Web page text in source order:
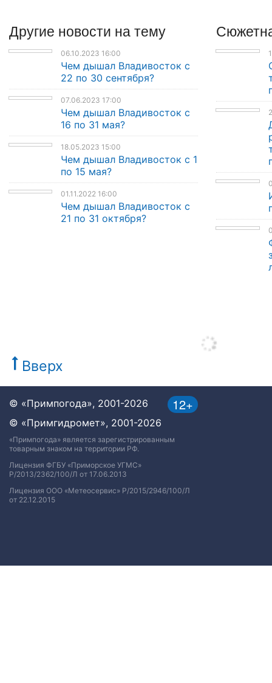
Другие новости на тему
06.10.2023 16:00
Чем дышал Владивосток с
22 по 30 сентября?
07.06.2023 17:00
Чем дышал Владивосток с
16 по 31 мая?
18.05.2023 15:00
Чем дышал Владивосток с 1
по 15 мая?
01.11.2022 16:00
Чем дышал Владивосток с
21 по 31 октября?
Вверх
12+
© «Примпогода», 2001-2026
© «Примгидромет», 2001-2026
«Примпогода» является зарегистрированным
товарным знаком на территории РФ.
Лицензия ФГБУ «Приморское УГМС»
Р/2013/2362/100/Л от 17.06.2013
Лицензия ООО «Метеосервис» Р/2015/2946/100/Л
от 22.12.2015